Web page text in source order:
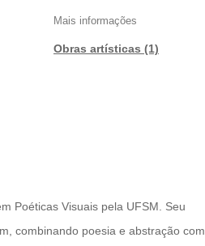
Mais informações
Obras artísticas (1)
Poéticas Visuais pela UFSM. Seu
combinando poesia e abstração com